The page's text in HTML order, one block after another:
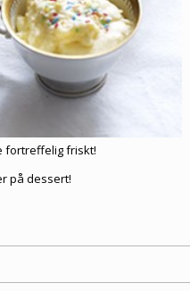
fortreffelig friskt!
på dessert!